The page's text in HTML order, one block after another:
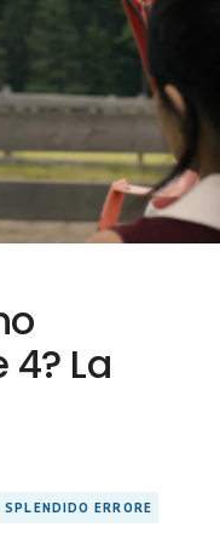
La
SPLENDIDO ERRORE